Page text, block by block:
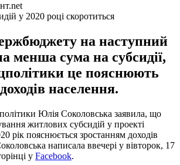
у 2020 році скоротиться
на наступний
менша сума на субсидії,
це пояснюють
населення.
політики Юлія Соколовська заявила, що
житлових субсидій у проекті
рік пояснюється зростанням доходів
написала ввечері у вівторок, 17
у Facebook.